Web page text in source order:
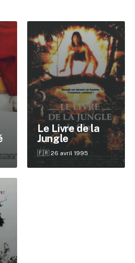
Le Livre de la
Jungle
🇫🇷 26 avril 1995